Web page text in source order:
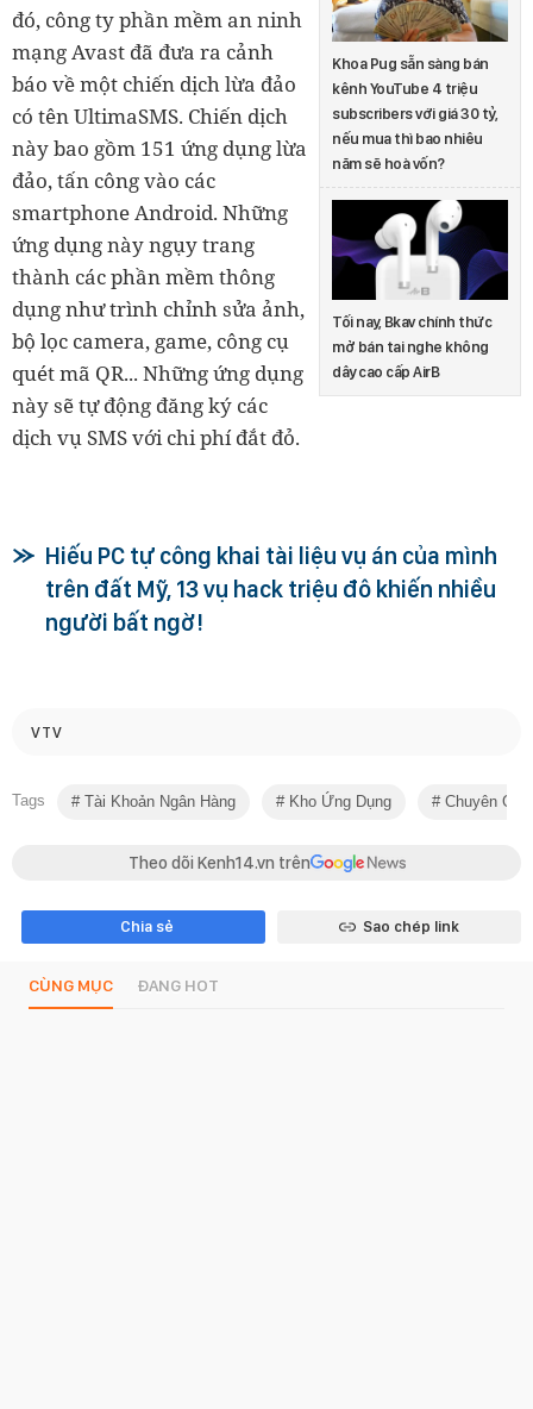
Khoa Pug sẵn sàng bán
kênh YouTube 4 triệu
subscribers với giá 30 tỷ,
nếu mua thì bao nhiêu
năm sẽ hoà vốn?
Tối nay, Bkav chính thức
mở bán tai nghe không
dây cao cấp AirB
đó, công ty phần mềm an ninh
mạng Avast đã đưa ra cảnh
báo về một chiến dịch lừa đảo
có tên UltimaSMS. Chiến dịch
này bao gồm 151 ứng dụng lừa
đảo, tấn công vào các
smartphone Android. Những
ứng dụng này ngụy trang
thành các phần mềm thông
dụng như trình chỉnh sửa ảnh,
bộ lọc camera, game, công cụ
quét mã QR... Những ứng dụng
này sẽ tự động đăng ký các
dịch vụ SMS với chi phí đắt đỏ.
Hiếu PC tự công khai tài liệu vụ án của mình
trên đất Mỹ, 13 vụ hack triệu đô khiến nhiều
người bất ngờ!
VTV
Tags Tài Khoản Ngân Hàng Kho Ứng Dụng Chuyên Gia
Theo dõi Kenh14.vn trên
Chia sẻ Sao chép link
CÙNG MỤC ĐANG HOT